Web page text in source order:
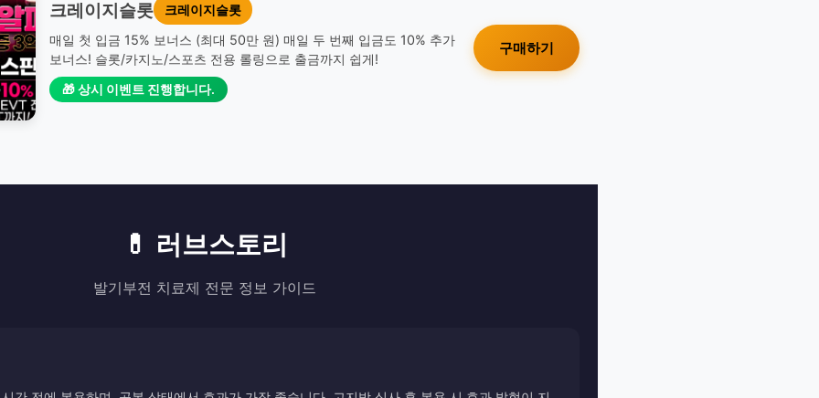
크레이지슬롯
크레이지슬롯
매일 첫 입금 15% 보너스 (최대 50만 원) 매일 두 번째 입금도 10% 추가
보너스! 슬롯/카지노/스포츠 전용 롤링으로 출금까지 쉽게!
🎁 상시 이벤트 진행합니다.
구매하기
💊 러브스토리
발기부전 치료제 전문 정보 가이드